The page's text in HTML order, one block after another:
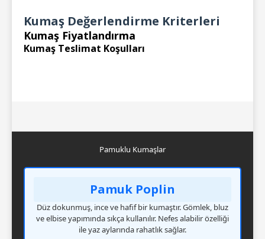
Kumaş Değerlendirme Kriterleri
Kumaş Fiyatlandırma
Kumaş Teslimat Koşulları
Pamuklu Kumaşlar
Pamuk Poplin
Düz dokunmuş, ince ve hafif bir kumaştır. Gömlek, bluz
ve elbise yapımında sıkça kullanılır. Nefes alabilir özelliği
ile yaz aylarında rahatlık sağlar.